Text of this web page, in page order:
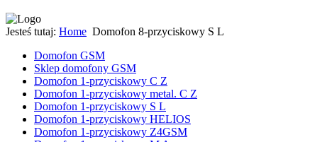
Jesteś tutaj: Home Domofon 8-przyciskowy S L
Domofon GSM
Sklep domofony GSM
Domofon 1-przyciskowy C Z
Domofon 1-przyciskowy metal. C Z
Domofon 1-przyciskowy S L
Domofon 1-przyciskowy HELIOS
Domofon 1-przyciskowy Z4GSM